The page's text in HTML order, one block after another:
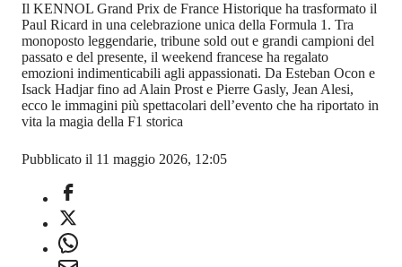
Il KENNOL Grand Prix de France Historique ha trasformato il
Paul Ricard in una celebrazione unica della Formula 1. Tra
monoposto leggendarie, tribune sold out e grandi campioni del
passato e del presente, il weekend francese ha regalato
emozioni indimenticabili agli appassionati. Da Esteban Ocon e
Isack Hadjar fino ad Alain Prost e Pierre Gasly, Jean Alesi,
ecco le immagini più spettacolari dell’evento che ha riportato in
vita la magia della F1 storica
Pubblicato il 11 maggio 2026, 12:05